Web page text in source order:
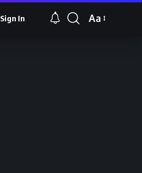
Sign In
Font
Aa